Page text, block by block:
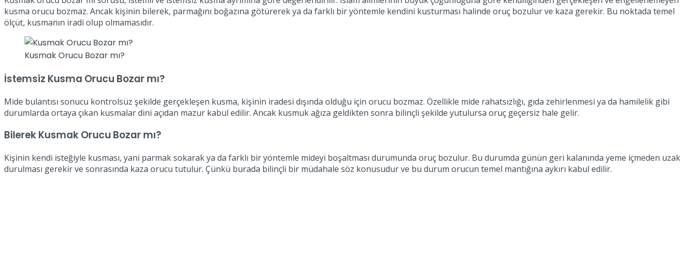
kusma orucu bozmaz. Ancak kişinin bilerek, parmağını boğazına götürerek ya da farklı bir yöntemle kendini kusturması halinde oruç bozulur ve kaza gerekir. Bu noktada temel
ölçüt, kusmanın iradi olup olmamasıdır.
Kusmak Orucu Bozar mı?
İstemsiz Kusma Orucu Bozar mı?
Mide bulantısı sonucu kontrolsüz şekilde gerçekleşen kusma, kişinin iradesi dışında olduğu için orucu bozmaz. Özellikle mide rahatsızlığı, gıda zehirlenmesi ya da hamilelik gibi
durumlarda ortaya çıkan kusmalar dini açıdan mazur kabul edilir. Ancak kusmuk ağıza geldikten sonra bilinçli şekilde yutulursa oruç geçersiz hale gelir.
Bilerek Kusmak Orucu Bozar mı?
Kişinin kendi isteğiyle kusması, yani parmak sokarak ya da farklı bir yöntemle mideyi boşaltması durumunda oruç bozulur. Bu durumda günün geri kalanında yeme içmeden uzak
durulması gerekir ve sonrasında kaza orucu tutulur. Çünkü burada bilinçli bir müdahale söz konusudur ve bu durum orucun temel mantığına aykırı kabul edilir.